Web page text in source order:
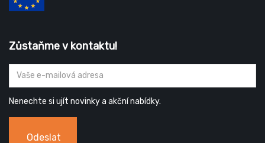
Zůstaňme v kontaktu!
Nenechte si ujít novinky a akční nabídky.
Odeslat